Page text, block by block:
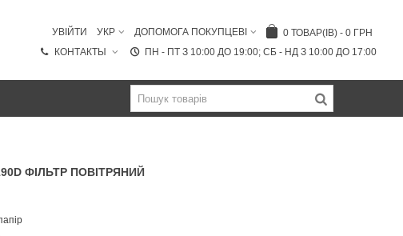
0 ТОВАР(ІВ) - 0 ГРН
ДОПОМОГА ПОКУПЦЕВІ
УКР
УВІЙТИ
ПН - ПТ З 10:00 ДО 19:00; СБ - НД З 10:00 ДО 17:00
КОНТАКТЫ
ФІЛЬТР ПОВІТРЯНИЙ